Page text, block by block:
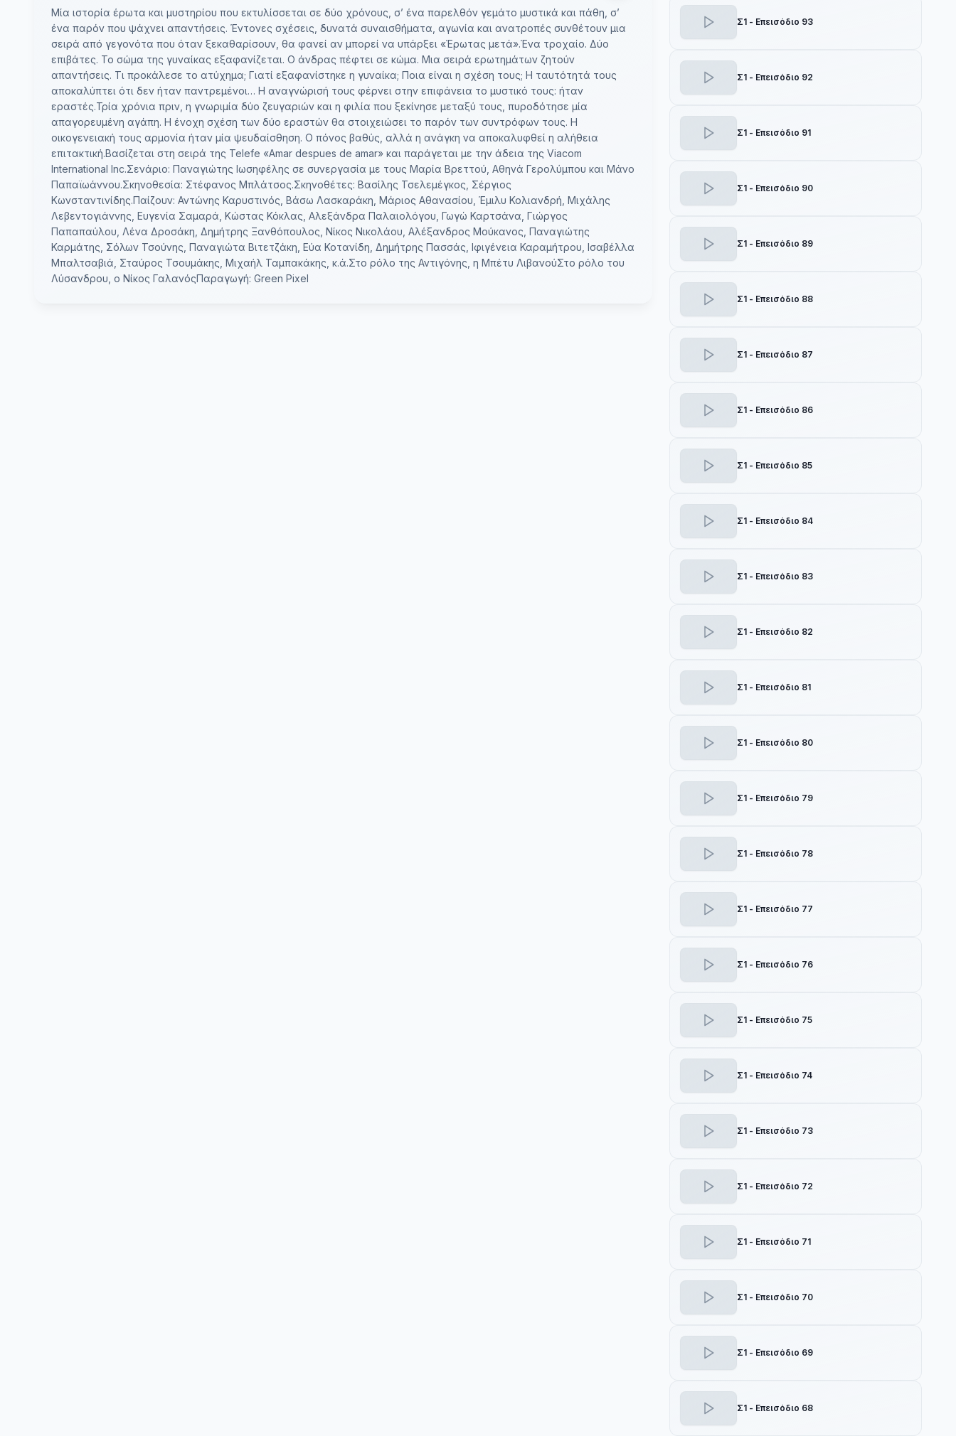
Μία ιστορία έρωτα και μυστηρίου που εκτυλίσσεται σε δύο χρόνους, σ’ ένα παρελθόν γεμάτο μυστικά και πάθη, σ’
ένα παρόν που ψάχνει απαντήσεις. Έντονες σχέσεις, δυνατά συναισθήματα, αγωνία και ανατροπές συνθέτουν μια
σειρά από γεγονότα που όταν ξεκαθαρίσουν, θα φανεί αν μπορεί να υπάρξει «Έρωτας μετά».Ένα τροχαίο. Δύο
επιβάτες. Το σώμα της γυναίκας εξαφανίζεται. Ο άνδρας πέφτει σε κώμα. Μια σειρά ερωτημάτων ζητούν
απαντήσεις. Τι προκάλεσε το ατύχημα; Γιατί εξαφανίστηκε η γυναίκα; Ποια είναι η σχέση τους; Η ταυτότητά τους
αποκαλύπτει ότι δεν ήταν παντρεμένοι… Η αναγνώρισή τους φέρνει στην επιφάνεια το μυστικό τους: ήταν
εραστές.Τρία χρόνια πριν, η γνωριμία δύο ζευγαριών και η φιλία που ξεκίνησε μεταξύ τους, πυροδότησε μία
απαγορευμένη αγάπη. Η ένοχη σχέση των δύο εραστών θα στοιχειώσει το παρόν των συντρόφων τους. Η
οικογενειακή τους αρμονία ήταν μία ψευδαίσθηση. Ο πόνος βαθύς, αλλά η ανάγκη να αποκαλυφθεί η αλήθεια
επιτακτική.Βασίζεται στη σειρά της Telefe «Amar despues de amar» και παράγεται με την άδεια της Viacom
International Inc.Σενάριο: Παναγιώτης Ιωσηφέλης σε συνεργασία με τους Μαρία Βρεττού, Αθηνά Γερολύμπου και Μάνο
Παπαϊωάννου.Σκηνοθεσία: Στέφανος Μπλάτσος.Σκηνοθέτες: Βασίλης Τσελεμέγκος, Σέργιος
Κωνσταντινίδης.Παίζουν: Αντώνης Καρυστινός, Βάσω Λασκαράκη, Μάριος Αθανασίου, Έμιλυ Κολιανδρή, Μιχάλης
Λεβεντογιάννης, Ευγενία Σαμαρά, Κώστας Κόκλας, Αλεξάνδρα Παλαιολόγου, Γωγώ Καρτσάνα, Γιώργος
Παπαπαύλου, Λένα Δροσάκη, Δημήτρης Ξανθόπουλος, Νίκος Νικολάου, Αλέξανδρος Μούκανος, Παναγιώτης
Καρμάτης, Σόλων Τσούνης, Παναγιώτα Βιτετζάκη, Εύα Κοτανίδη, Δημήτρης Πασσάς, Ιφιγένεια Καραμήτρου, Ισαβέλλα
Μπαλτσαβιά, Σταύρος Τσουμάκης, Μιχαήλ Ταμπακάκης, κ.ά.Στο ρόλο της Αντιγόνης, η Μπέτυ ΛιβανούΣτο ρόλο του
Λύσανδρου, ο Νίκος ΓαλανόςΠαραγωγή: Green Pixel
Σ1 - Επεισόδιο 93
Σ1 - Επεισόδιο 92
Σ1 - Επεισόδιο 91
Σ1 - Επεισόδιο 90
Σ1 - Επεισόδιο 89
Σ1 - Επεισόδιο 88
Σ1 - Επεισόδιο 87
Σ1 - Επεισόδιο 86
Σ1 - Επεισόδιο 85
Σ1 - Επεισόδιο 84
Σ1 - Επεισόδιο 83
Σ1 - Επεισόδιο 82
Σ1 - Επεισόδιο 81
Σ1 - Επεισόδιο 80
Σ1 - Επεισόδιο 79
Σ1 - Επεισόδιο 78
Σ1 - Επεισόδιο 77
Σ1 - Επεισόδιο 76
Σ1 - Επεισόδιο 75
Σ1 - Επεισόδιο 74
Σ1 - Επεισόδιο 73
Σ1 - Επεισόδιο 72
Σ1 - Επεισόδιο 71
Σ1 - Επεισόδιο 70
Σ1 - Επεισόδιο 69
Σ1 - Επεισόδιο 68